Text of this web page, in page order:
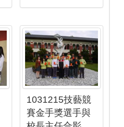
1031215技藝競
賽金手獎選手與